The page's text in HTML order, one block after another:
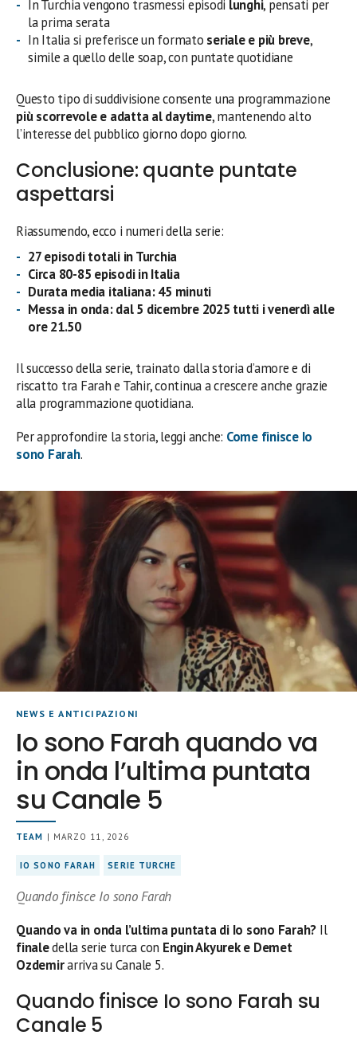
In Turchia vengono trasmessi episodi lunghi, pensati per
la prima serata
In Italia si preferisce un formato seriale e più breve,
simile a quello delle soap, con puntate quotidiane
Questo tipo di suddivisione consente una programmazione
più scorrevole e adatta al daytime, mantenendo alto
l’interesse del pubblico giorno dopo giorno.
Conclusione: quante puntate
aspettarsi
Riassumendo, ecco i numeri della serie:
27 episodi totali in Turchia
Circa 80-85 episodi in Italia
Durata media italiana: 45 minuti
Messa in onda: dal 5 dicembre 2025 tutti i venerdì alle
ore 21.50
Il successo della serie, trainato dalla storia d’amore e di
riscatto tra Farah e Tahir, continua a crescere anche grazie
alla programmazione quotidiana.
Per approfondire la storia, leggi anche: Come finisce Io
sono Farah.
NEWS E ANTICIPAZIONI
Io sono Farah quando va
in onda l’ultima puntata
su Canale 5
TEAM | MARZO 11, 2026
IO SONO FARAH SERIE TURCHE
Quando finisce Io sono Farah
Quando va in onda l’ultima puntata di Io sono Farah? Il
finaledella serie turca con Engin Akyurek e Demet
Ozdemirarriva su Canale 5.
Quando finisce Io sono Farah su
Canale 5